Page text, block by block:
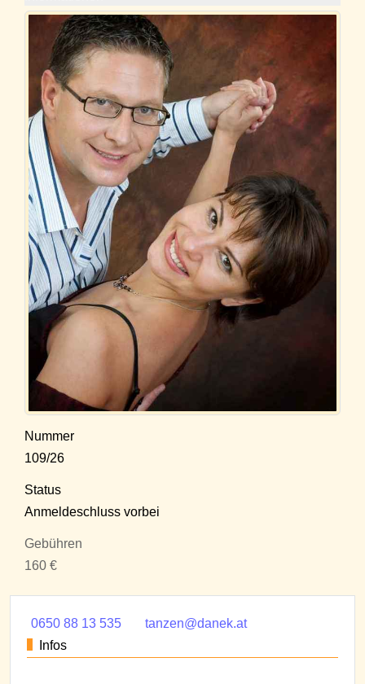
Nummer
109/26
Status
Anmeldeschluss vorbei
Gebühren
160 €
0650 88 13 535
tanzen@danek.at
Infos